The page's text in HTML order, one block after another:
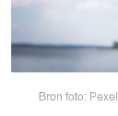
Columns &
Lectoraten
Bron foto: